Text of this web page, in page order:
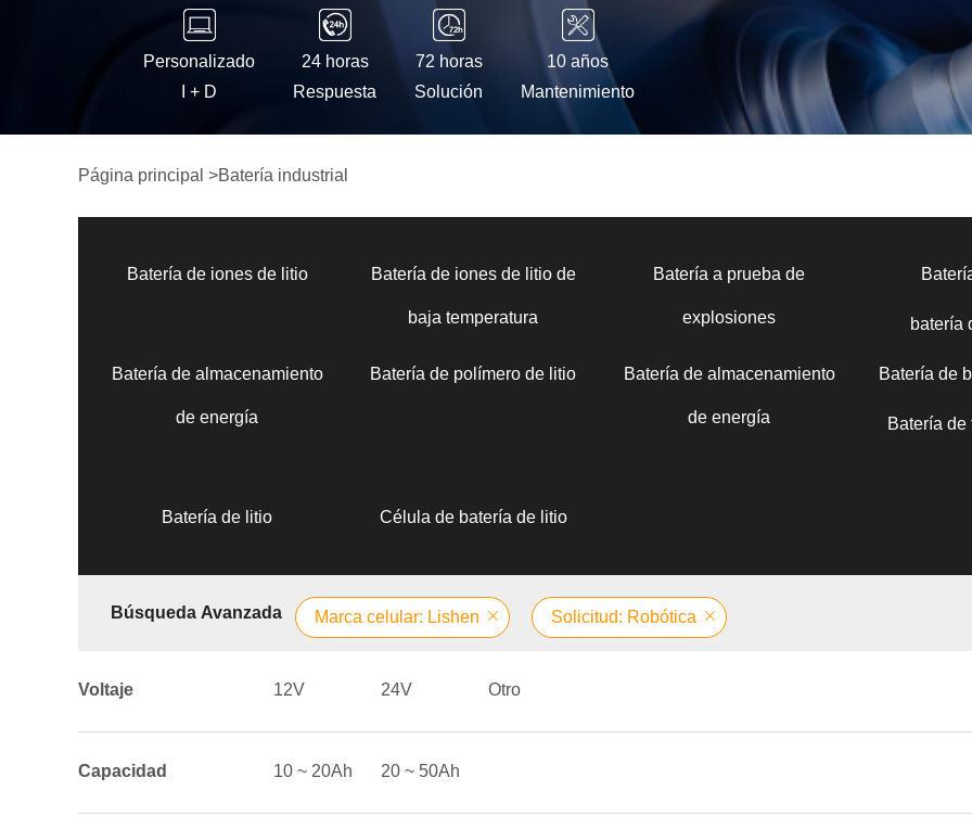
Personalizado
I + D
24 horas
Respuesta
72 horas
Solución
10 años
Mantenimiento
Página principal >Batería industrial
Batería de iones de litio Batería de iones de litio de
baja temperatura
Batería a prueba de
explosiones batería
Batería de almacenamiento
de energía
Batería de polímero de litio Batería de almacenamiento
de energía
Batería de
Batería
Batería de litio Célula de batería de litio
Búsqueda Avanzada Marca celular: Lishen Solicitud: Robótica
Voltaje 12V 24V Otro
Capacidad 10 ~ 20Ah 20 ~ 50Ah